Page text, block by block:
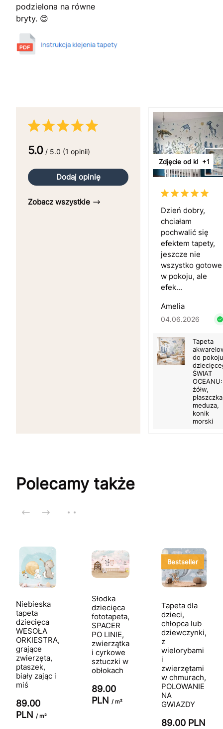
podzielona na równe
bryty. 😊
5.0 / 5.0 (1 opinii)
Dodaj opinię
Zobacz wszystkie
Zdjęcie od klienta
+1
Dzień dobry,
chciałam
pochwalić się
efektem tapety,
jeszcze nie
wszystko gotowe
w pokoju, ale
efek...
Amelia
04.06.2026
Tapeta
do pokoju
ŚWIAT
OCEANU:
żółw,
meduza,
konik
morski
Polecamy także
Niebieska
tapeta
dziecięca
WESOŁA
ORKIESTRA,
grające
zwierzęta,
ptaszek,
biały zając i
miś
89.00
PLN / m²
Słodka
dziecięca
fototapeta,
SPACER
PO LINIE,
zwierzątka
i cyrkowe
sztuczki w
obłokach
89.00
PLN / m²
Bestseller
Tapeta dla
dzieci,
chłopca lub
dziewczynki,
z
wielorybami
i
zwierzętami
w chmurach,
POLOWANIE
NA
GWIAZDY
89.00 PLN